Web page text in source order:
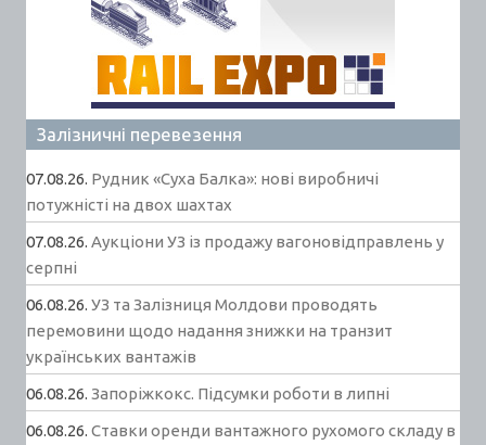
Залізничні перевезення
07.08.26. Рудник «Суха Балка»: нові виробничі
потужністі на двох шахтах
07.08.26. Аукціони УЗ із продажу вагоновідправлень у
серпні
06.08.26. УЗ та Залізниця Молдови проводять
перемовини щодо надання знижки на транзит
українських вантажів
06.08.26. Запоріжкокс. Підсумки роботи в липні
06.08.26. Ставки оренди вантажного рухомого складу в